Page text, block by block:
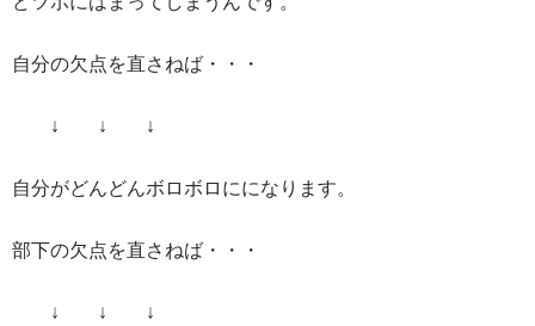
自分の欠点を直さねば・・・
↓ ↓ ↓
自分がどんどんボロボロにになります。
部下の欠点を直さねば・・・
↓ ↓ ↓